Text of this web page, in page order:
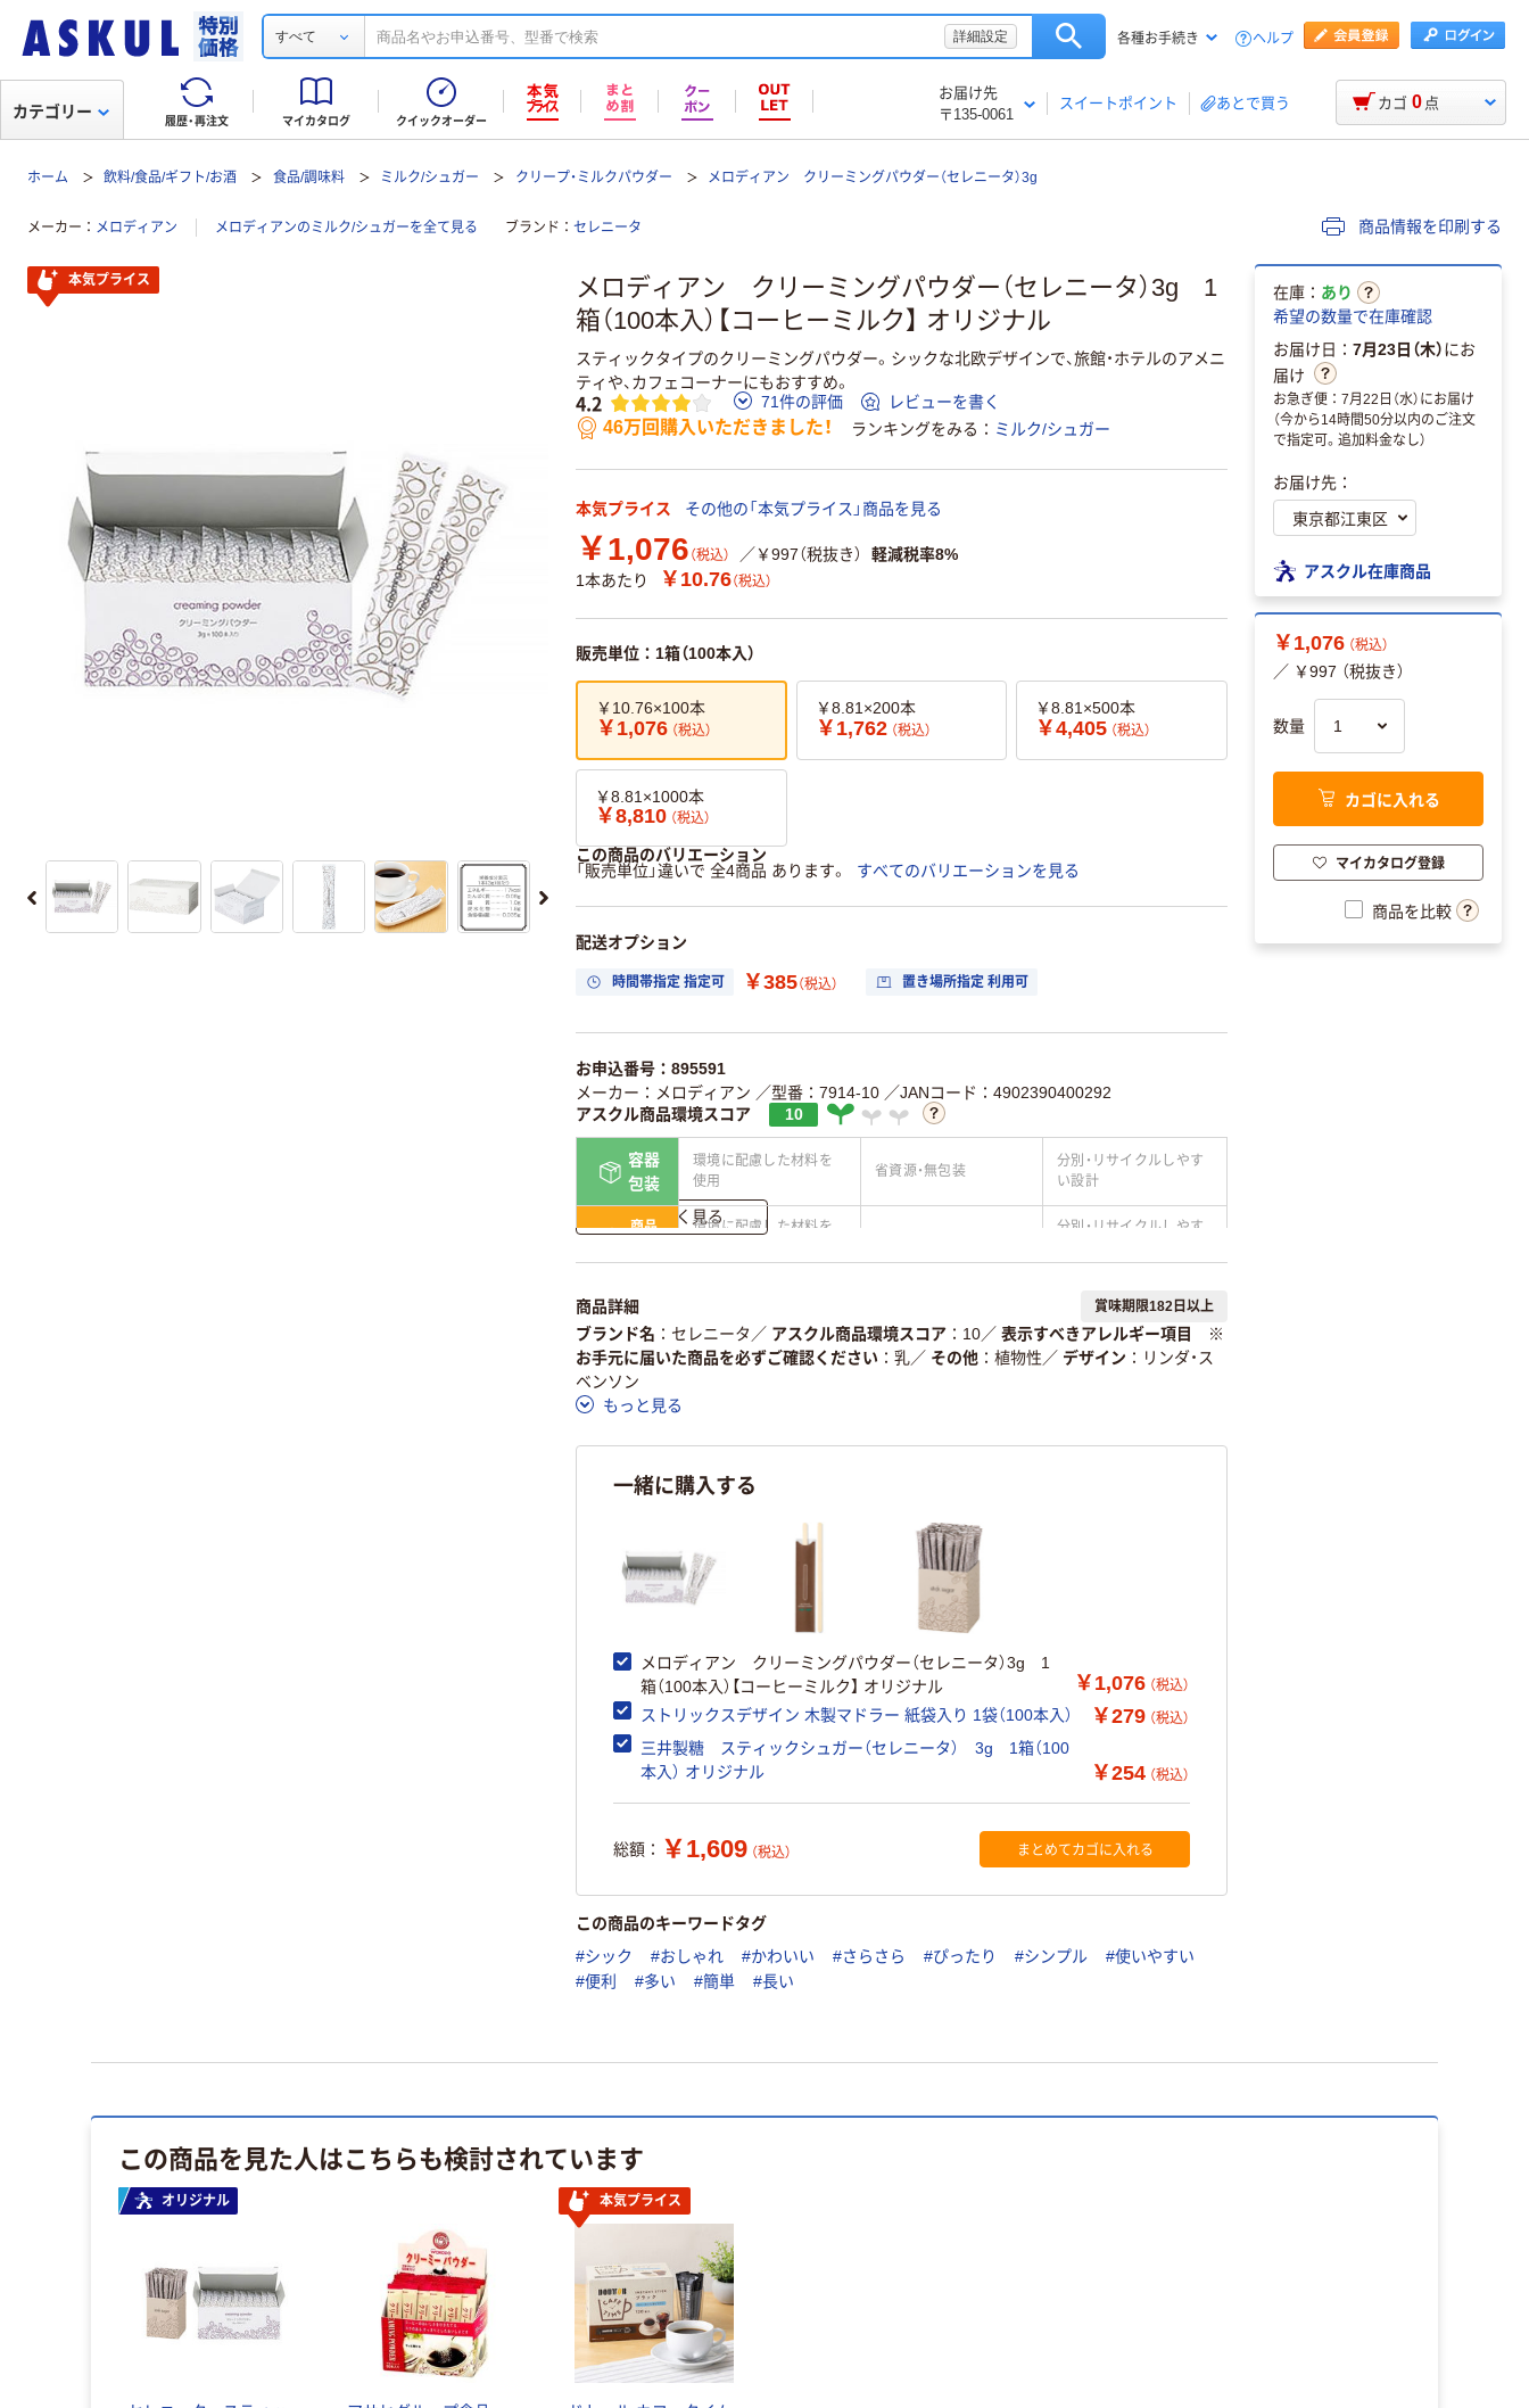
すべて 詳細設定 各種お手続き ヘルプ
履歴・再注文 マイカタログ クイックオーダー
お届け先
〒135-0061
スイートポイント あとで買う
カテゴリー カゴ 0 点
ホーム 飲料/食品/ギフト/お酒 食品/調味料 ミルク/シュガー クリープ・ミルクパウダー メロディアン クリーミングパウダー（セレニータ）3g
メーカー メロディアン メロディアンのミルク/シュガーを全て見る ブランド セレニータ 商品情報を印刷する
メロディアン クリーミングパウダー（セレニータ）3g 1
箱（100本入）【コーヒーミルク】 オリジナル
スティックタイプのクリーミングパウダー。シックな北欧デザインで、旅館・ホテルのアメニ
ティや、カフェコーナーにもおすすめ。
4.2 71件の評価 レビューを書く
46万回購入いただきました！ ランキングをみる ミルク/シュガー
本気プライス その他の「本気プライス」商品を見る
￥1,076 （税込） ／￥997（税抜き）
軽減税率8%
1本あたり
￥10.76（税込）
販売単位：1箱（100本入）
￥10.76×100本
￥1,076 （税込）
￥8.81×200本
￥1,762 （税込）
￥8.81×500本
￥4,405 （税込）
￥8.81×1000本
￥8,810 （税込）
この商品のバリエーション
「販売単位」違いで 全4商品 あります。
すべてのバリエーションを見る
配送オプション
時間帯指定 指定可 ￥385（税込） 置き場所指定 利用可
お申込番号：895591
メーカー：メロディアン ／型番：7914-10 ／JANコード：4902390400292
アスクル商品環境スコア
10
容器
包装
環境に配慮した材料を
使用
省資源・無包装
分別・リサイクルしやす
い設計
商品
環境に配慮した材料を
分別・リサイクルしやす
仕組
この商品の環境配慮ポイントです。詳しくはページ下部の商品詳細「 アスクル商品環境スコ
ア詳細／加点項目
詳しく見る
商品詳細 賞味期限182日以上
ブランド名 セレニータ ／ アスクル商品環境スコア 10／ 表示すべきアレルギー項目 ※
お手元に届いた商品を必ずご確認ください
乳／ その他 植物性／ デザイン
リンダ・ス
ベンソン
もっと見る
一緒に購入する
メロディアン クリーミングパウダー（セレニータ）3g 1
箱（100本入）【コーヒーミルク】 オリジナル
￥1,076 （税込）
ストリックスデザイン 木製マドラー 紙袋入り 1袋（100本入） ￥279 （税込）
三井製糖 スティックシュガー（セレニータ） 3g 1箱（100
本入） オリジナル
￥254 （税込）
総額： ￥1,609 （税込） まとめてカゴに入れる
この商品のキーワードタグ
#シック #おしゃれ #かわいい #さらさら #ぴったり #シンプル
#使いやすい
#便利
#多い #簡単 #長い
本気プライス
在庫： あり
希望の数量で在庫確認
お届け日： 7月23日（木）にお
届け
お急ぎ便：7月22日（水）にお届け
（今から14時間50分以内のご注文
で指定可。追加料金なし）
お届け先：
アスクル在庫商品
￥1,076 （税込）
／ ￥997 （税抜き）
数量
カゴに入れる
マイカタログ登録
商品を比較
この商品を見た人はこちらも検討されています
オリジナル 本気プライス